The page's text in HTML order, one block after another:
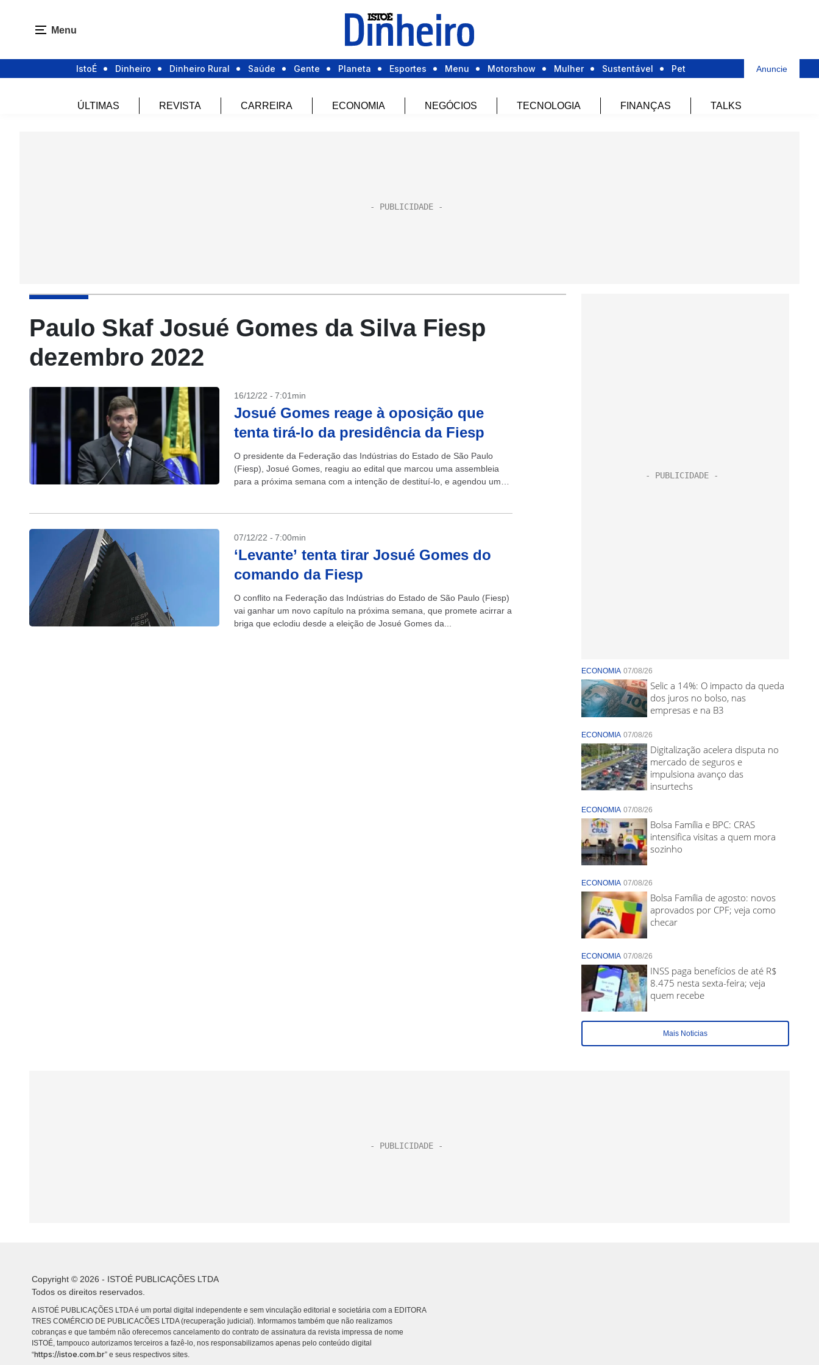
Menu
IstoÉ Dinheiro Dinheiro Rural Saúde Gente Planeta Esportes Menu Motorshow Mulher Sustentável Pet Anuncie
ÚLTIMAS REVISTA CARREIRA ECONOMIA NEGÓCIOS TECNOLOGIA FINANÇAS TALKS
Paulo Skaf Josué Gomes da Silva Fiesp
dezembro 2022
16/12/22 - 7:01min
Josué Gomes reage à oposição que
tenta tirá-lo da presidência da Fiesp
O presidente da Federação das Indústrias do Estado de São Paulo
(Fiesp), Josué Gomes, reagiu ao edital que marcou uma assembleia
para a próxima semana com a intenção de destituí-lo, e agendou uma
07/12/22 - 7:00min
‘Levante’ tenta tirar Josué Gomes do
comando da Fiesp
O conflito na Federação das Indústrias do Estado de São Paulo (Fiesp)
vai ganhar um novo capítulo na próxima semana, que promete acirrar a
briga que eclodiu desde a eleição de Josué Gomes da...
ECONOMIA 07/08/26
Selic a 14%: O impacto da queda
dos juros no bolso, nas
empresas e na B3
ECONOMIA 07/08/26
Digitalização acelera disputa no
mercado de seguros e
impulsiona avanço das
insurtechs
ECONOMIA 07/08/26
Bolsa Família e BPC: CRAS
intensifica visitas a quem mora
sozinho
ECONOMIA 07/08/26
Bolsa Família de agosto: novos
aprovados por CPF; veja como
checar
ECONOMIA 07/08/26
INSS paga benefícios de até R$
8.475 nesta sexta-feira; veja
quem recebe
Mais Noticias
Copyright © 2026 - ISTOÉ PUBLICAÇÕES LTDA
Todos os direitos reservados.
A ISTOÉ PUBLICAÇÕES LTDA é um portal digital independente e sem vinculação editorial e societária com a EDITORA
TRES COMÉRCIO DE PUBLICACÕES LTDA (recuperação judicial). Informamos também que não realizamos
cobranças e que também não oferecemos cancelamento do contrato de assinatura da revista impressa de nome
ISTOÉ, tampouco autorizamos terceiros a fazê-lo, nos responsabilizamos apenas pelo conteúdo digital
“https://istoe.com.br” e seus respectivos sites.